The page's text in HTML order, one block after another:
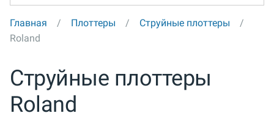
Главная Плоттеры
Струйные плоттеры
Roland
Струйные плоттеры
Roland